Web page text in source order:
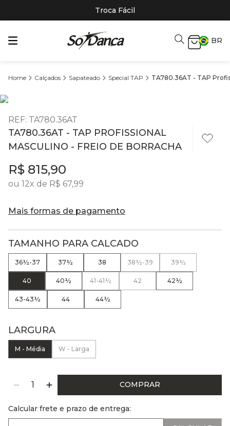
Troca Fácil
BR
Calçados Sapateado Special TAP TA780.36AT - TAP
REF: TA780.36AT
TA780.36AT - TAP PROFISSIONAL
MASCULINO - FREIO DE BORRACHA
R$ 815,90
ou 12x de R$ 67,99
Mais formas de pagamento
TAMANHO PARA CALCADO
36½-37 37½ 38 38½-39 39½
40 40½ 41-41½ 42 42½
43-43½ 44 44½
LARGURA
M - Média W - Larga
COMPRAR
Calcular frete e prazo de entrega: